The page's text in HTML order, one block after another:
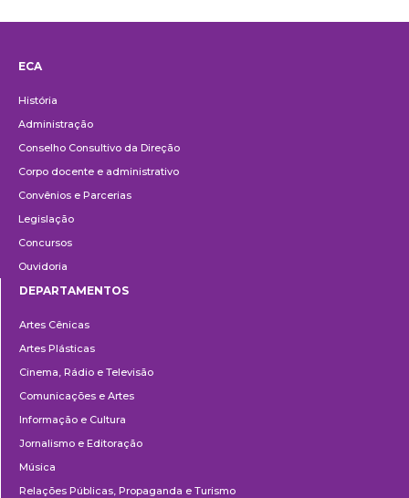
ECA
História
Administração
Conselho Consultivo da Direção
Corpo docente e administrativo
Convênios e Parcerias
Legislação
Concursos
Ouvidoria
DEPARTAMENTOS
Artes Cênicas
Artes Plásticas
Cinema, Rádio e Televisão
Comunicações e Artes
Informação e Cultura
Jornalismo e Editoração
Música
Relações Públicas, Propaganda e Turismo